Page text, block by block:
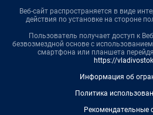
Веб-сайт распространяется в виде
действия по установке на стороне
Пользователь получает доступ к
безвозмездной основе с
смартфона или планшета
https://
Информация об
Политика
Рекомендательные